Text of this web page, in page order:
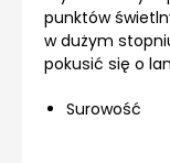
punktów
w dużym
pokusić się o
Surowość